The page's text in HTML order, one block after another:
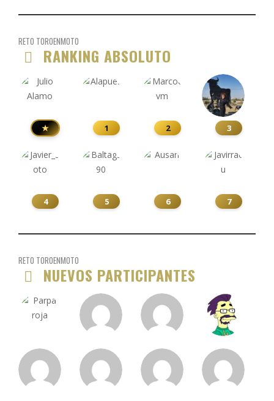
RETO TOROENMOTO
RANKING ABSOLUTO
★ 1 2 3
4 5 6 7
RETO TOROENMOTO
NUEVOS PARTICIPANTES